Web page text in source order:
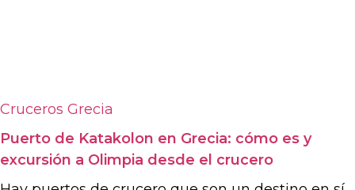
Cruceros Grecia
Puerto de Katakolon en Grecia: cómo es y
excursión a Olimpia desde el crucero